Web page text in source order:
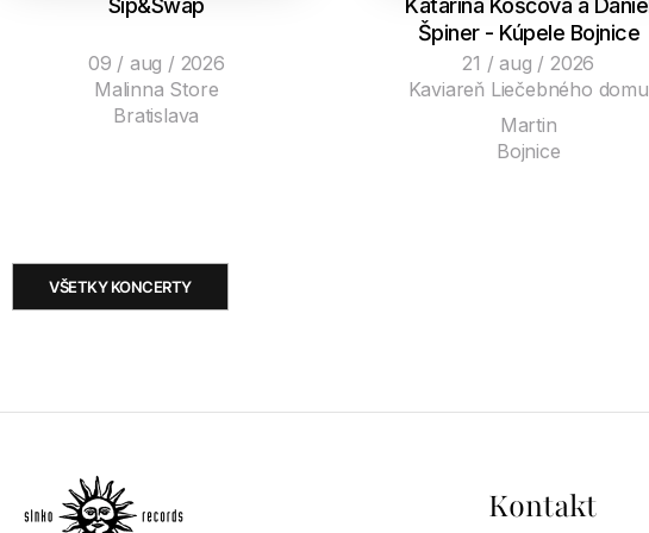
Sip&Swap
09 / aug / 2026
Malinna Store
Bratislava
Katarína Koščová a Daniel
Špiner - Kúpele Bojnice
21 / aug / 2026
Kaviareň Liečebného domu
Martin
Bojnice
VŠETKY KONCERTY
Kontakt